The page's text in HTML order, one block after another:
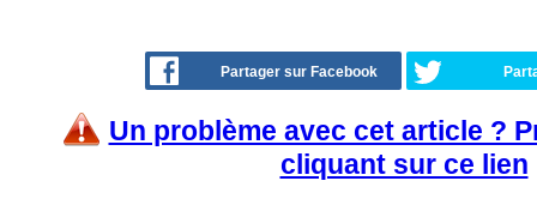
Partager sur Facebook
Un problème avec cet article ?
cliquant sur ce lien